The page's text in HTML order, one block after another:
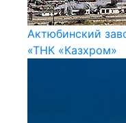
Актюбинский
«ТНК «Казхром»